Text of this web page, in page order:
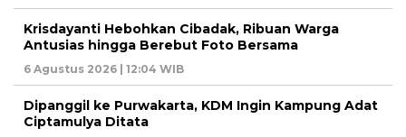
Krisdayanti Hebohkan Cibadak, Ribuan Warga
Antusias hingga Berebut Foto Bersama
6 Agustus 2026 | 12:04 WIB
Dipanggil ke Purwakarta, KDM Ingin Kampung Adat
Ciptamulya Ditata